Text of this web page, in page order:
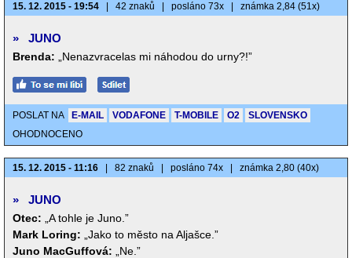
15. 12. 2015 - 19:54 42 znaků posláno 73x známka 2,84 (51x)
» JUNO
Brenda: „Nenazvracelas mi náhodou do urny?!”
POSLAT NA E-MAIL VODAFONE T-MOBILE O2
SLOVENSKO
OHODNOCENO
15. 12. 2015 - 11:16 82 znaků posláno 74x známka 2,80 (40x)
» JUNO
Otec:
„A tohle je Juno.”
Mark Loring:
„Jako to město na Aljašce.”
Juno MacGuffová:
„Ne.”